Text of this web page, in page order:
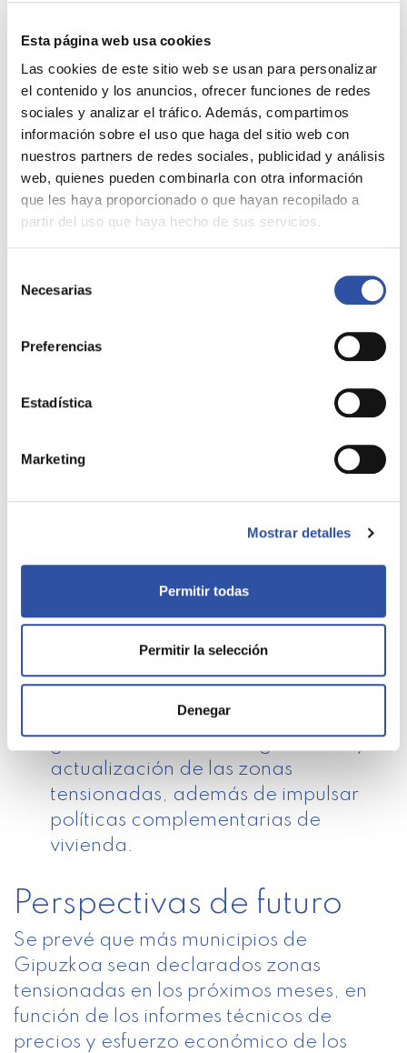
Esta página web usa cookies
Las cookies de este sitio web se usan para personalizar
el contenido y los anuncios, ofrecer funciones de redes
sociales y analizar el tráfico. Además, compartimos
información sobre el uso que haga del sitio web con
nuestros partners de redes sociales, publicidad y análisis
web, quienes pueden combinarla con otra información
que les haya proporcionado o que hayan recopilado a
partir del uso que haya hecho de sus servicios.
Necesarias
Preferencias
Estadística
Marketing
Mostrar detalles
Permitir todas
Permitir la selección
Denegar
bonificaciones para determinados
supuestos de alquiler por debajo de
los índices de referencia.
Oferta disponible: Algunos estudios
apuntan a que la regulación puede
influir en la cantidad de viviendas que
los propietarios destinan al alquiler.
declaración de zonas
tensionadas
impacto en diferentes actores del
Inquilinos
Propietarios particulares: Su
situación depende de si sus contratos
se sitúan por encima o por debajo de
los índices establecidos.
Grandes tenedores
: Están sujetos a
de precios.
Administraciones públicas
gestionar el control, seguimiento y
actualización de las zonas
tensionadas, además de impulsar
políticas complementarias de
vivienda.
Perspectivas de futuro
Se prevé que más municipios de
Gipuzkoa sean declarados zonas
tensionadas en los próximos meses, en
función de los informes técnicos de
precios y esfuerzo económico de los